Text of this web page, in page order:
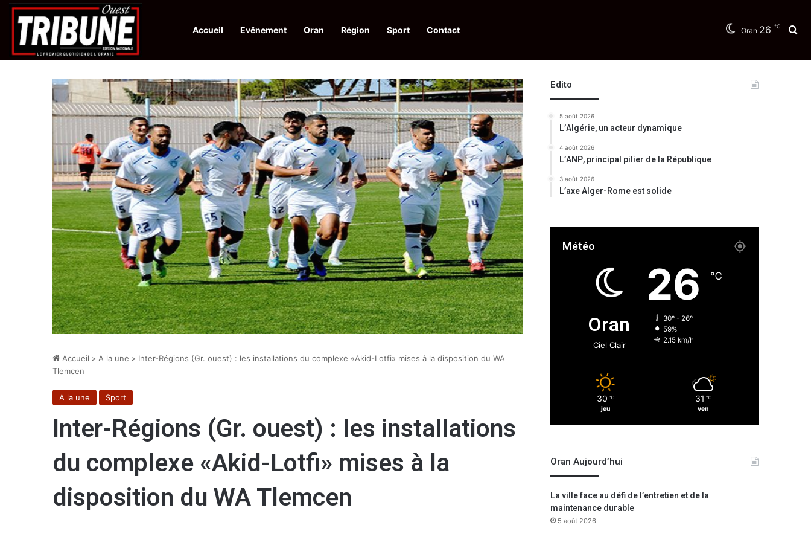
Accueil Evênement Oran Région Sport Contact Oran 26 ℃
Infos en Direct: Protection de la ville sainte d’El-Qods : l’Algérie appelle à une action collective
Accueil > A la une > Inter-Régions (Gr. ouest) : les installations du complexe «Akid-Lotfi» mises à la disposition du WA
Tlemcen
A la une Sport
Inter-Régions (Gr. ouest) : les installations
du complexe «Akid-Lotfi» mises à la
disposition du WA Tlemcen
Edito
5 août 2026
L’Algérie, un acteur dynamique
4 août 2026
L’ANP, principal pilier de la République
3 août 2026
L’axe Alger-Rome est solide
Météo
Oran
Ciel Clair
26 ℃
30º - 26º
59%
2.15 km/h
30 ℃
jeu
31 ℃
ven
Oran Aujourd’hui
La ville face au défi de l’entretien et de la
maintenance durable
5 août 2026